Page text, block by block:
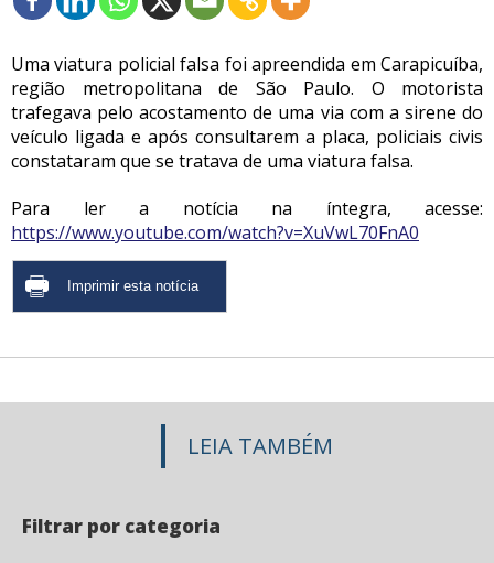
Uma viatura policial falsa foi apreendida em Carapicuíba,
região metropolitana de São Paulo. O motorista
trafegava pelo acostamento de uma via com a sirene do
veículo ligada e após consultarem a placa, policiais civis
constataram que se tratava de uma viatura falsa.
Para ler a notícia na íntegra, acesse:
https://www.youtube.com/watch?v=XuVwL70FnA0
LEIA TAMBÉM
Filtrar por categoria